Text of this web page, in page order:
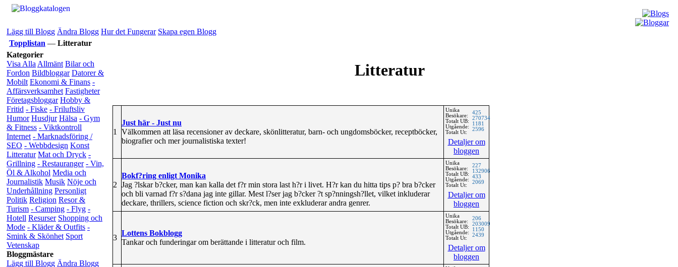
Lägg till Blogg Ändra Blogg Hur det Fungerar Skapa egen Blogg
Topplistan — Litteratur
Kategorier
Visa Alla Allmänt Bilar och
Fordon Bildbloggar Datorer &
Mobilt Ekonomi & Finans -
Affärsverksamhet Fastigheter
Företagsbloggar Hobby &
Fritid - Fiske - Friluftsliv
Humor Husdjur Hälsa - Gym
& Fitness - Viktkontroll
Internet - Marknadsföring /
SEO - Webbdesign Konst
Litteratur Mat och Dryck -
Grillning - Restauranger - Vin,
Öl & Alkohol Media och
Journalistik Musik Nöje och
Underhållning Personligt
Politik Religion Resor &
Turism - Camping - Flyg -
Hotell Resurser Shopping och
Mode - Kläder & Outfits -
Smink & Skönhet Sport
Vetenskap
Bloggmästare
Lägg till Blogg Ändra Blogg
Litteratur
1
Just här - Just nu
Välkommen att läsa recensioner av deckare, skönlitteratur, barn- och ungdomsböcker, receptböcker,
biografier och mer journalistiska texter!
Unika
Besökare:
Totalt UB:
Utgående:
Totalt Ut:
425
270734
1181
2596
Detaljer om
bloggen
2
Bokf?ring enligt Monika
Jag ?lskar b?cker, man kan kalla det f?r min stora last h?r i livet. H?r kan du hitta tips p? bra b?cker
och bli varnad f?r s?dana jag inte gillar. Mest l?ser jag b?cker ?t sp?nningsh?llet, vilket inkluderar
deckare, thrillers, science fiction och skr?ck, men inte exkluderar andra genrer.
Unika
Besökare:
Totalt UB:
Utgående:
Totalt Ut:
227
132906
433
2069
Detaljer om
bloggen
3
Lottens Bokblogg
Tankar och funderingar om berättande i litteratur och film.
Unika
Besökare:
Totalt UB:
Utgående:
Totalt Ut:
206
203009
1150
2439
Detaljer om
bloggen